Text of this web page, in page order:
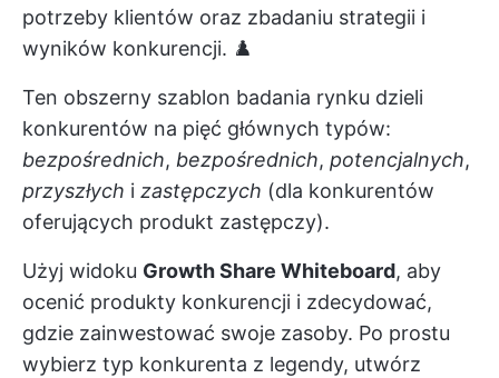
potrzeby klientów oraz zbadaniu strategii i
wyników konkurencji. ♟️
Ten obszerny szablon badania rynku dzieli
konkurentów na pięć głównych typów:
bezpośrednich, bezpośrednich, potencjalnych,
przyszłych i zastępczych (dla konkurentów
oferujących produkt zastępczy).
Użyj widoku Growth Share Whiteboard, aby
ocenić produkty konkurencji i zdecydować,
gdzie zainwestować swoje zasoby. Po prostu
wybierz typ konkurenta z legendy, utwórz